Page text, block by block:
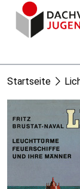
Startseite